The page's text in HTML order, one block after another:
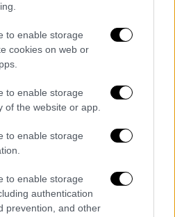
to enable storage
cookies on web or
to enable storage
of the website or app.
to enable storage
to enable storage
authentication
prevention, and other
την παλιά τακτική των
τον καρκίνο και
πετρελαίου για το
εταιρείες ότι
για την ορθότητα των
και μοντέλων ενώ
ασύστολα
. Όλα για
"Δεν μπορεί να
σχέση μεταξύ της